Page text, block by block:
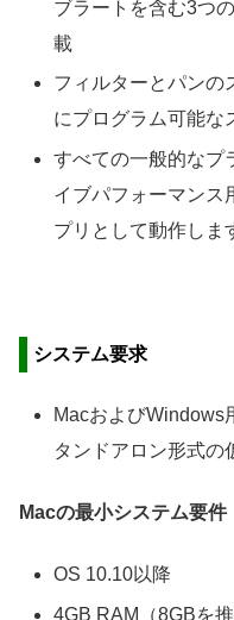
ブラートを含む3つ
載
フィルターとパンの
にプログラム可能な
すべての一般的なプ
イブパフォーマンス
プリとして動作しま
システム要求
MacおよびWindows
タンドアロン形式の
Macの最小システム要件
OS 10.10以降
4GB RAM（8GBを推